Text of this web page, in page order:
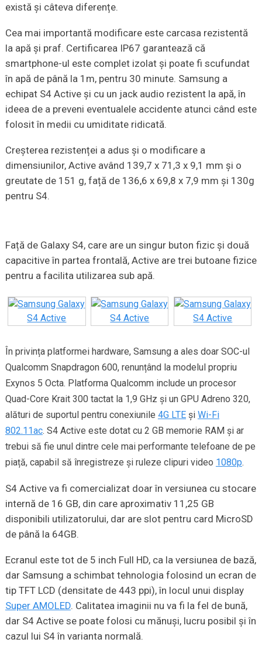
există și câteva diferențe.
Cea mai importantă modificare este carcasa rezistentă
la apă și praf. Certificarea IP67 garantează că
smartphone-ul este complet izolat și poate fi scufundat
în apă de până la 1m, pentru 30 minute. Samsung a
echipat S4 Active și cu un jack audio rezistent la apă, în
ideea de a preveni eventualele accidente atunci când este
folosit în medii cu umiditate ridicată.
Creșterea rezistenței a adus și o modificare a
dimensiunilor, Active având 139,7 x 71,3 x 9,1 mm și o
greutate de 151 g, față de 136,6 x 69,8 x 7,9 mm și 130g
pentru S4.
Față de Galaxy S4, care are un singur buton fizic și două
capacitive în partea frontală, Active are trei butoane fizice
pentru a facilita utilizarea sub apă.
În privința platformei hardware, Samsung a ales doar SOC-ul
Qualcomm Snapdragon 600, renunțând la modelul propriu
Exynos 5 Octa. Platforma Qualcomm include un procesor
Quad-Core Krait 300 tactat la 1,9 GHz și un GPU Adreno 320,
alături de suportul pentru conexiunile 4G LTEși Wi-Fi
802.11ac. S4 Active este dotat cu 2 GB memorie RAM și ar
trebui să fie unul dintre cele mai performante telefoane de pe
piață, capabil să înregistreze și ruleze clipuri video 1080p.
S4 Active va fi comercializat doar în versiunea cu stocare
internă de 16 GB, din care aproximativ 11,25 GB
disponibili utilizatorului, dar are slot pentru card MicroSD
de până la 64GB.
Ecranul este tot de 5 inch Full HD, ca la versiunea de bază,
dar Samsung a schimbat tehnologia folosind un ecran de
tip TFT LCD (densitate de 443 ppi), în locul unui display
Super AMOLED. Calitatea imaginii nu va fi la fel de bună,
dar S4 Active se poate folosi cu mănuși, lucru posibil şi în
cazul lui S4 în varianta normală.